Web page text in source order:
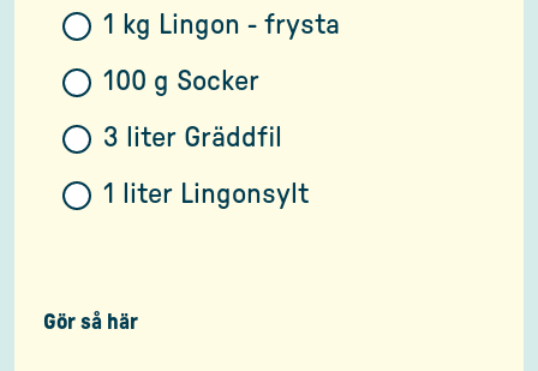
1 kg Lingon - frysta
100 g Socker
3 liter Gräddfil
1 liter Lingonsylt
Gör så här